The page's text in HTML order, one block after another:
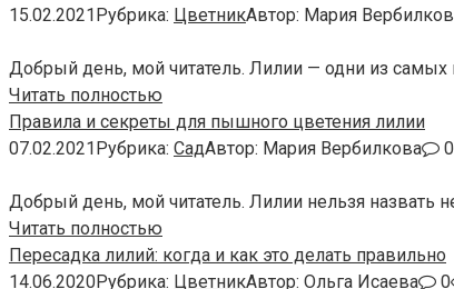
15.02.2021Рубрика: ЦветникАвтор: Мария
Добрый день, мой читатель. Лилии — одни из самых
Читать полностью
Правила и секреты для пышного цветения лилии
07.02.2021Рубрика: СадАвтор: Мария Вербилкова 0
Добрый день, мой читатель. Лилии нельзя назвать
Читать полностью
Пересадка лилий: когда и как это делать правильно
14.06.2020Рубрика: ЦветникАвтор: Ольга Исаева 0